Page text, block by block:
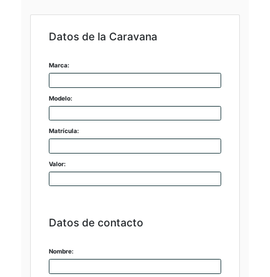
Datos de la Caravana
Marca:
Modelo:
Matrícula:
Valor:
Datos de contacto
Nombre: